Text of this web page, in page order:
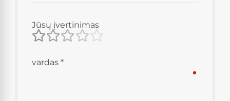
Jūsų įvertinimas
vardas *